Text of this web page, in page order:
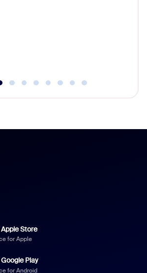
Store
for Apple
Play
for Android